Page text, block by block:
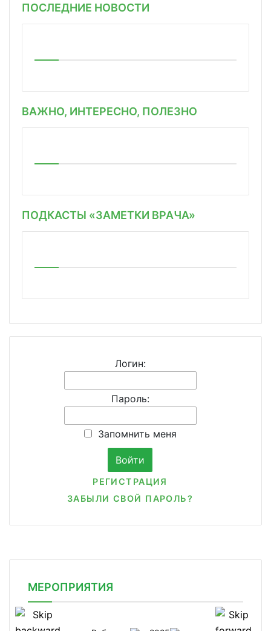
ПОСЛЕДНИЕ НОВОСТИ
ВАЖНО, ИНТЕРЕСНО, ПОЛЕЗНО
ПОДКАСТЫ «ЗАМЕТКИ ВРАЧА»
Логин:
Пароль:
Запомнить меня
РЕГИСТРАЦИЯ
ЗАБЫЛИ СВОЙ ПАРОЛЬ?
МЕРОПРИЯТИЯ